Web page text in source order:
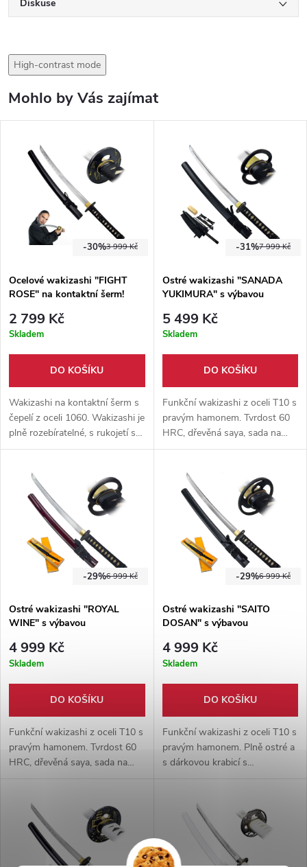
Diskuse
High-contrast mode
Mohlo by Vás zajímat
3 999 Kč
-30%
Ocelové wakizashi "FIGHT
ROSE" na kontaktní šerm!
2 799 Kč
Skladem
DO KOŠÍKU
Wakizashi na kontaktní šerm s
čepelí z oceli 1060. Wakizashi je
plně rozebíratelné, s rukojetí s
pravou rejnočí kůží a dřevěnou
pro snadný přenos.
7 999 Kč
-31%
Ostré wakizashi "SANADA
YUKIMURA" s výbavou
5 499 Kč
Skladem
DO KOŠÍKU
Funkční wakizashi z oceli T10 s
pravým hamonem. Tvrdost 60
HRC, dřevěná saya, sada na
údržbu a stojánek v balení.
sbírku
6 999 Kč
-29%
Ostré wakizashi "ROYAL
WINE" s výbavou
4 999 Kč
Skladem
DO KOŠÍKU
Funkční wakizashi z oceli T10 s
pravým hamonem. Tvrdost 60
HRC, dřevěná saya, sada na
i sbírku.
6 999 Kč
-29%
Ostré wakizashi "SAITO
DOSAN" s výbavou
4 999 Kč
Skladem
DO KOŠÍKU
Funkční wakizashi z oceli T10 s
pravým hamonem. Plně ostré a
s dárkovou krabicí s
seku i sběratelství.